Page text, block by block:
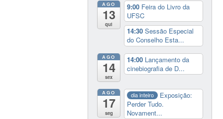
AGO
13
qui
9:00 Feira do Livro da
UFSC
14:30Sessão Especial
do Conselho Esta...
AGO
14
sex
14:00 Lançamento da
cinebiografia de D...
AGO
17
seg
dia inteiro
Exposição:
Perder Tudo.
Novament...